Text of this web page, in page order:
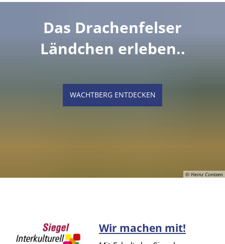
© Heinz Contzen
Das Drachenfelser
Ländchen erleben..
WACHTBERG ENTDECKEN
Wir machen mit!